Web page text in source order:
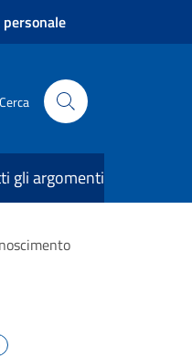
Cerca
gli argomenti